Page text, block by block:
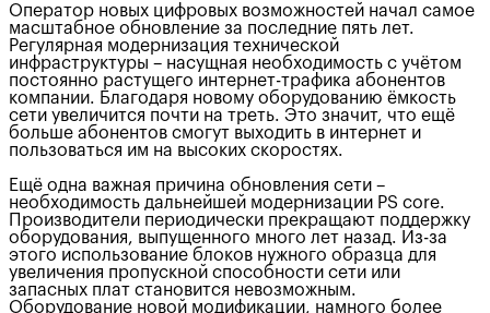
Оператор новых цифровых возможностей начал самое
масштабное обновление за последние пять лет.
Регулярная модернизация технической
инфраструктуры – насущная необходимость с учётом
постоянно растущего интернет-трафика абонентов
компании. Благодаря новому оборудованию ёмкость
сети увеличится почти на треть. Это значит, что ещё
больше абонентов смогут выходить в интернет и
пользоваться им на высоких скоростях.
Ещё одна важная причина обновления сети –
необходимость дальнейшей модернизации PS core.
Производители периодически прекращают поддержку
оборудования, выпущенного много лет назад. Из-за
этого использование блоков нужного образца для
увеличения пропускной способности сети или
запасных плат становится невозможным.
Оборудование новой модификации, намного более